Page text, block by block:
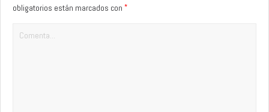
obligatorios están marcados con *